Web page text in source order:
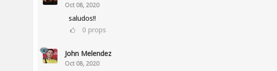
Oct 08, 2020
saludos!!
0 props
John Melendez
Oct 08, 2020